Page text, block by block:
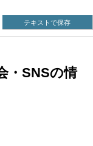
テキストで保存
・SNSの情